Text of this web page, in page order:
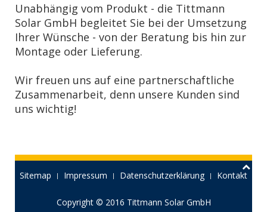
Unabhängig vom Produkt - die Tittmann
Solar GmbH begleitet Sie bei der Umsetzung
Ihrer Wünsche - von der Beratung bis hin zur
Montage oder Lieferung.
Wir freuen uns auf eine partnerschaftliche
Zusammenarbeit, denn unsere Kunden sind
uns wichtig!
Sitemap Impressum Datenschutzerklärung Kontakt
Copyright © 2016 Tittmann Solar GmbH